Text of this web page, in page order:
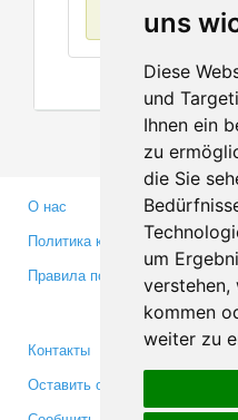
uns
Diese
und
Ihnen ein
zu
die Sie
um
verstehen,
kommen
weiter zu
О нас
Политика
Правила пользования
Контакты
Оставить отзыв